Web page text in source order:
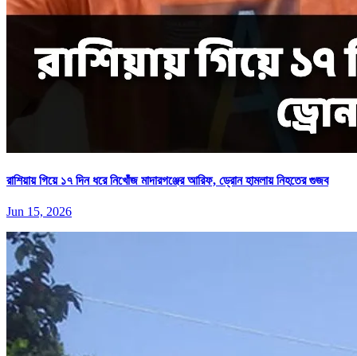
রাশিয়ায় গিয়ে ১৭ দিন ধরে নিখোঁজ মাদারগঞ্জের আরিফ, ড্রোন হামলায় নিহতের গুজব
Jun 15, 2026